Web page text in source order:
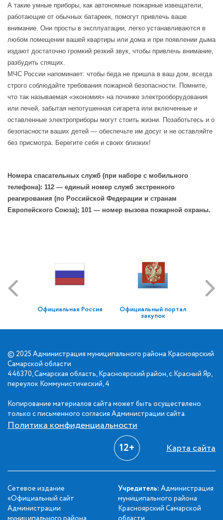
А такие умные приборы, как автономные пожарные извещатели,
работающие от обычных батареек, помогут привлечь ваше
внимание. Они просты в эксплуатации, легко устанавливаются в
любом помещении вашей квартиры или дома и при появлении дыма
издают достаточно громкий резкий звук, чтобы привлечь внимание,
разбудить спящих.
МЧС России напоминает: чтобы беда не пришла в ваш дом, всегда
строго соблюдайте требования пожарной безопасности. Помните,
что так называемая «экономия» на починке электрооборудования
или печей, забытая непотушенная сигарета или включенные и
оставленные электроприборы могут стоить жизни. Позаботьтесь и о
безопасности ваших детей — обеспечьте им досуг и не оставляйте
без присмотра. Берегите себя и своих близких!
Номера спасательных служб (при наборе с мобильного
телефона): 112 — единый номер служб экстренного
реагирования (по Российской Федерации и странам
Европейского Союза); 101 — номер вызова пожарной охраны.
Официальная Россия Официальный портал
закупок
© 2025 Администрация муниципального района Красноярский
Самарской области
446370, Самарская область, Красноярский район, с.Красный Яр,
переулок Коммунистический, 4
Копирование материалов сайта может быть осуществлено
только с письменного согласия Администрации сайта.
Политика конфиденциальности
12+ Карта сайта
Сетевое издание
«Официальный сайт
Администрации
Учредитель: Администрация
муниципального района
Красноярский Самарской